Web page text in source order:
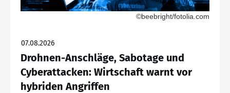
©beebright/fotolia.com
07.08.2026
Drohnen-Anschläge, Sabotage und
Cyberattacken: Wirtschaft warnt vor
hybriden Angriffen